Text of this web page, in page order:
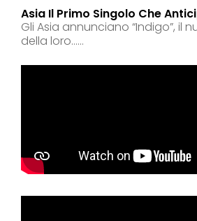
Asia Il Primo Singolo Che
Gli Asia annunciano “Indigo”, il
della loro......